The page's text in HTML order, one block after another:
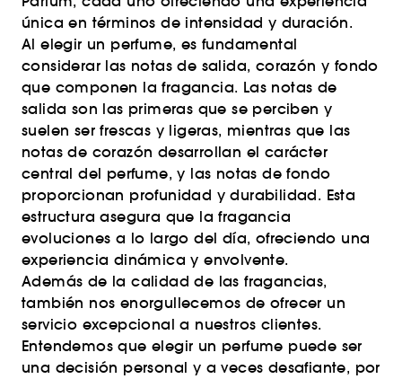
única en términos de intensidad y duración.
Al elegir un perfume, es fundamental
considerar las notas de salida, corazón y fondo
que componen la fragancia. Las notas de
salida son las primeras que se perciben y
suelen ser frescas y ligeras, mientras que las
notas de corazón desarrollan el carácter
central del perfume, y las notas de fondo
proporcionan profunidad y durabilidad. Esta
estructura asegura que la fragancia
evoluciones a lo largo del día, ofreciendo una
experiencia dinámica y envolvente.
Además de la calidad de las fragancias,
también nos enorgullecemos de ofrecer un
servicio excepcional a nuestros clientes.
Entendemos que elegir un perfume puede ser
una decisión personal y a veces desafiante, por